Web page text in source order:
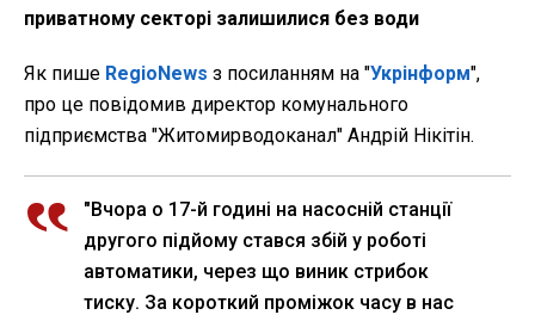
приватному секторі залишилися без води
Як пише RegioNews з посиланням на "Укрінформ",
про це повідомив директор комунального
підприємства "Житомирводоканал" Андрій Нікітін.
"Вчора о 17-й годині на насосній станції
другого підйому стався збій у роботі
автоматики, через що виник стрибок
тиску. За короткий проміжок часу в нас